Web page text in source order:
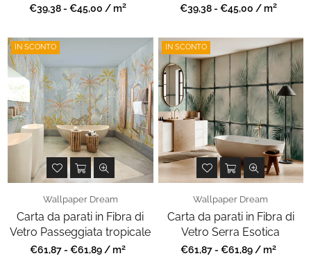
Prezzo
€39,38 - €45,00 / m2
Prezzo
€39,38 - €45,00 / m2
IN SCONTO
Wallpaper Dream
Carta da parati in Fibra di
Vetro Passeggiata tropicale
Prezzo
€61,87 - €61,89 / m2
IN SCONTO
Wallpaper Dream
Carta da parati in Fibra di
Vetro Serra Esotica
Prezzo
€61,87 - €61,89 / m2